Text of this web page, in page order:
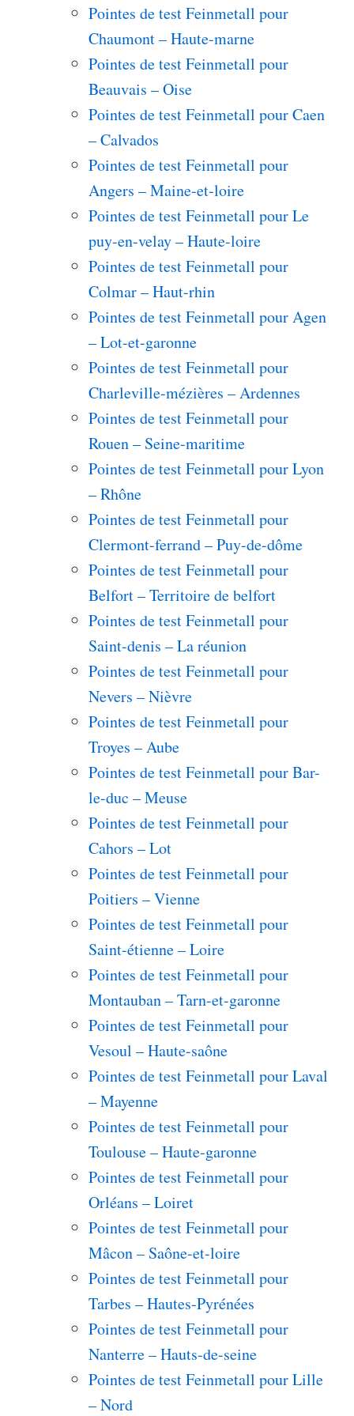
Pointes de test Feinmetall pour
Chaumont – Haute-marne
Pointes de test Feinmetall pour
Beauvais – Oise
Pointes de test Feinmetall pour Caen
– Calvados
Pointes de test Feinmetall pour
Angers – Maine-et-loire
Pointes de test Feinmetall pour Le
puy-en-velay – Haute-loire
Pointes de test Feinmetall pour
Colmar – Haut-rhin
Pointes de test Feinmetall pour Agen
– Lot-et-garonne
Pointes de test Feinmetall pour
Charleville-mézières – Ardennes
Pointes de test Feinmetall pour
Rouen – Seine-maritime
Pointes de test Feinmetall pour Lyon
– Rhône
Pointes de test Feinmetall pour
Clermont-ferrand – Puy-de-dôme
Pointes de test Feinmetall pour
Belfort – Territoire de belfort
Pointes de test Feinmetall pour
Saint-denis – La réunion
Pointes de test Feinmetall pour
Nevers – Nièvre
Pointes de test Feinmetall pour
Troyes – Aube
Pointes de test Feinmetall pour Bar-
le-duc – Meuse
Pointes de test Feinmetall pour
Cahors – Lot
Pointes de test Feinmetall pour
Poitiers – Vienne
Pointes de test Feinmetall pour
Saint-étienne – Loire
Pointes de test Feinmetall pour
Montauban – Tarn-et-garonne
Pointes de test Feinmetall pour
Vesoul – Haute-saône
Pointes de test Feinmetall pour Laval
– Mayenne
Pointes de test Feinmetall pour
Toulouse – Haute-garonne
Pointes de test Feinmetall pour
Orléans – Loiret
Pointes de test Feinmetall pour
Mâcon – Saône-et-loire
Pointes de test Feinmetall pour
Tarbes – Hautes-Pyrénées
Pointes de test Feinmetall pour
Nanterre – Hauts-de-seine
Pointes de test Feinmetall pour Lille
– Nord